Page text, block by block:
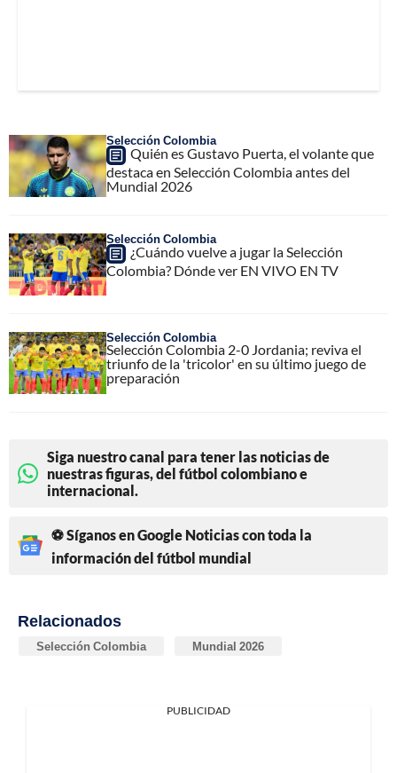
Selección Colombia
Quién es Gustavo Puerta, el volante que
destaca en Selección Colombia antes del
Mundial 2026
Selección Colombia
¿Cuándo vuelve a jugar la Selección
Colombia? Dónde ver EN VIVO EN TV
Selección Colombia
Selección Colombia 2-0 Jordania; reviva el
triunfo de la 'tricolor' en su último juego de
preparación
Siga nuestro canal para tener las noticias de
nuestras figuras, del fútbol colombiano e
internacional.
⚽ Síganos en Google Noticias con toda la
información del fútbol mundial
Relacionados
Selección Colombia Mundial 2026
PUBLICIDAD